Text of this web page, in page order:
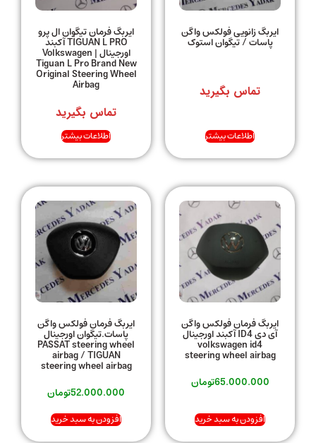
ایربگ زانویی فولکس واگن
پاسات / تیگوان استوک
تماس بگیرید
اطلاعات بیشتر
ایربگ فرمان تیگوان ال پرو
TİGUAN L PRO آکبند
اورجینال | Volkswagen
Tiguan L Pro Brand New
Original Steering Wheel
Airbag
تماس بگیرید
اطلاعات بیشتر
ایربگ فرمان فولکس واگن
آی دی ID4 آکبند اورجینال
volkswagen id4
steering wheel airbag
65.000.000تومان
افزودن به سبد خرید
ایربگ فرمان فولکس واگن
پاسات.تیگوان اورجینال
PASSAT steering wheel
airbag / TIGUAN
steering wheel airbag
52.000.000تومان
افزودن به سبد خرید